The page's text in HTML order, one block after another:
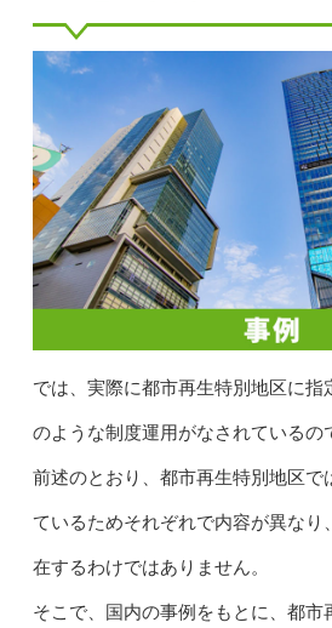
では、実際に都市再生特別地区に指
のような制度運用がなされているの
前述のとおり、都市再生特別地区で
ているためそれぞれで内容が異なり
在するわけではありません。
そこで、国内の事例をもとに、都市